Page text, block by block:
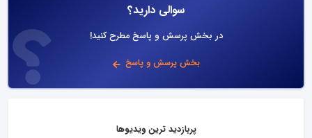
سوالی دارید؟
در بخش پرسش و پاسخ مطرح کنید!
بخش پرسش و پاسخ
پربازدید ترین ویدیوها